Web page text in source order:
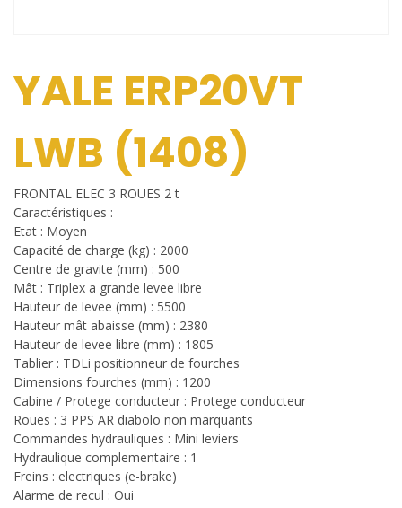
YALE ERP20VT
LWB (1408)
FRONTAL ELEC 3 ROUES 2 t
Caractéristiques :
Etat : Moyen
Capacité de charge (kg) : 2000
Centre de gravite (mm) : 500
Mât : Triplex a grande levee libre
Hauteur de levee (mm) : 5500
Hauteur mât abaisse (mm) : 2380
Hauteur de levee libre (mm) : 1805
Tablier : TDLi positionneur de fourches
Dimensions fourches (mm) : 1200
Cabine / Protege conducteur : Protege conducteur
Roues : 3 PPS AR diabolo non marquants
Commandes hydrauliques : Mini leviers
Hydraulique complementaire : 1
Freins : electriques (e-brake)
Alarme de recul : Oui